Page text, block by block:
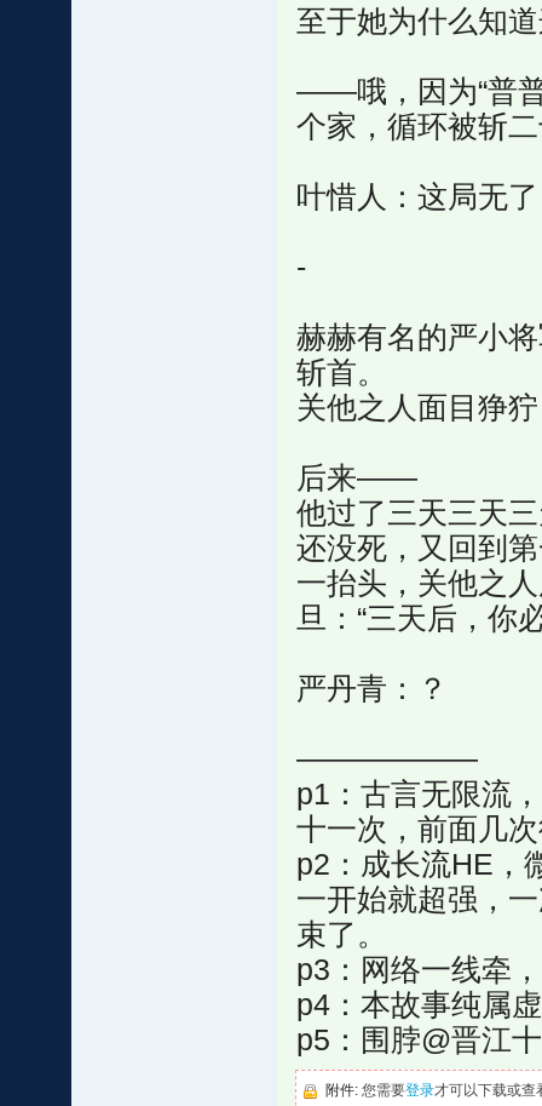
至于她为什么知
——哦，因为“普普
个家，循环被斩
叶惜人：这局无
-
赫赫有名的严小
斩首。
关他之人面目狰
后来——
他过了三天三天
还没死，又回到
一抬头，关他之
旦：“三天后，你
严丹青：？
——————
p1：古言无限流
十一次，前面几
p2：成长流HE，
一开始就超强，
束了。
p3：网络一线牵
p4：本故事纯属
p5：围脖@晋江
附件: 您需要登录才可以下载或查